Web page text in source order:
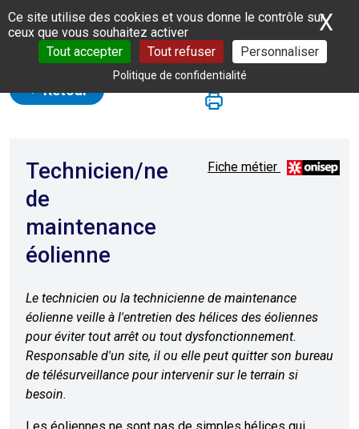
Panneau de gestion des cookies
Ce site utilise des cookies et vous donne le contrôle sur
ceux que vous souhaitez activer
Tout accepter
Tout refuser Personnaliser
Politique de confidentialité
X
Retour
Technicien/ne
de
maintenance
éolienne
Fiche métier
Le technicien ou la technicienne de maintenance
éolienne veille à l'entretien des hélices des éoliennes
pour éviter tout arrêt ou tout dysfonctionnement.
Responsable d'un site, il ou elle peut quitter son bureau
de télésurveillance pour intervenir sur le terrain si
besoin.